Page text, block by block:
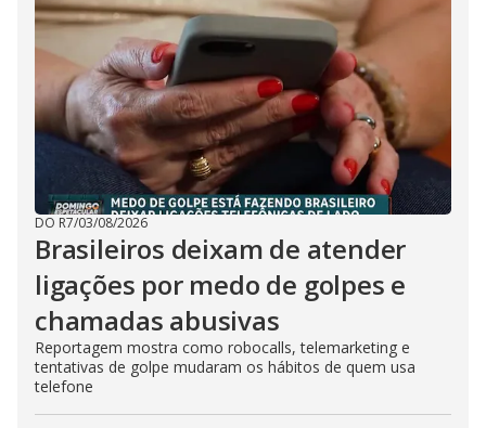
DO R7/03/08/2026
Brasileiros deixam de atender
ligações por medo de golpes e
chamadas abusivas
Reportagem mostra como robocalls, telemarketing e
tentativas de golpe mudaram os hábitos de quem usa
telefone